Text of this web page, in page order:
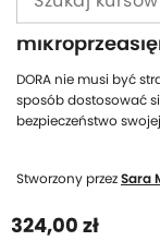
DORA -
DORA nie musi być
sposób dostosować
bezpieczeństwo
Stworzony przezSara
324,00 zł